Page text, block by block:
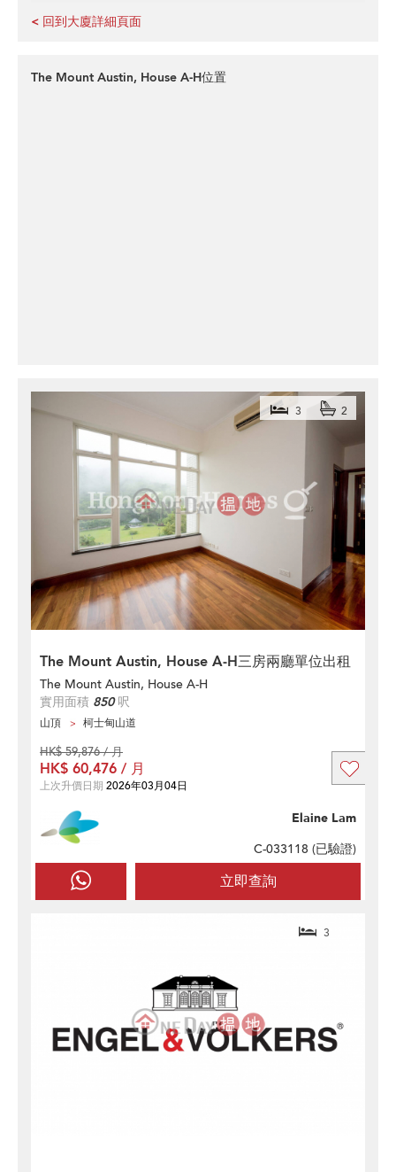
< 回到大廈詳細頁面
The Mount Austin, House A-H位置
The Mount Austin, House A-H三房兩廳單位出租
3 2
The Mount Austin, House A-H
實用面積 850呎
山頂 柯士甸山道
立即查詢
Elaine Lam
C-033118 (已驗證)
HK$ 59,876 / 月
HK$ 60,476 / 月
上次升價日期 2026年03月04日
3